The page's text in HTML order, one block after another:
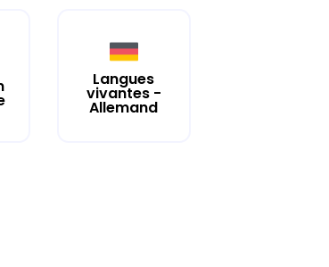
Langues
vivantes -
Allemand